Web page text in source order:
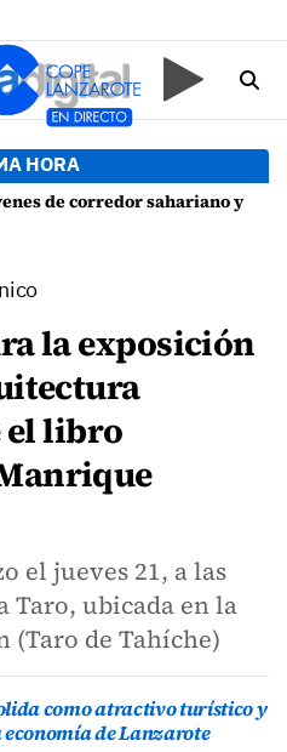
HORA
y episodios de cortejo de hubara cerca del rally de Lanzarote
la exposición
el libro
el jueves 21, a las
Taro, ubicada en la
(Taro de Tahíche)
como atractivo turístico y
de Lanzarote